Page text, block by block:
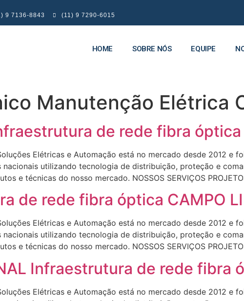
9 7136-8843 (11) 9 7290-6015
HOME SOBRE NÓS EQUIPE
Manutenção Elétrica
de rede fibra óptica
Elétricas e Automação está no mercado desde 2012 e
nacionais utilizando tecnologia de distribuição, proteção e
e técnicas do nosso mercado. NOSSOS SERVIÇOS
de rede fibra óptica CAMPO
Elétricas e Automação está no mercado desde 2012 e
nacionais utilizando tecnologia de distribuição, proteção e
e técnicas do nosso mercado. NOSSOS SERVIÇOS
Infraestrutura de rede fibra
Elétricas e Automação está no mercado desde 2012 e